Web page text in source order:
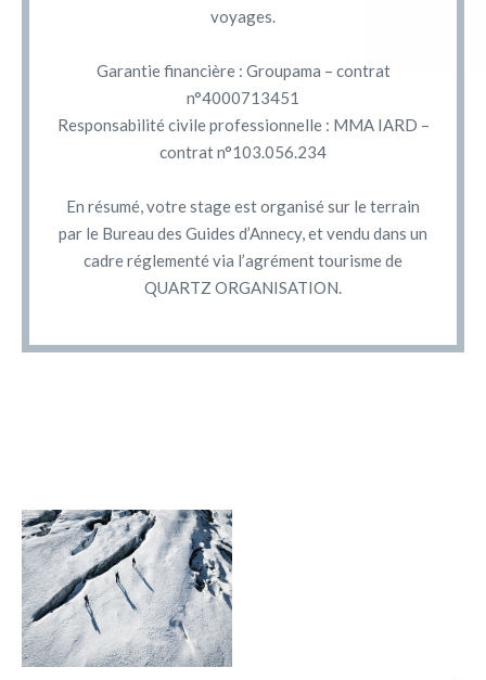
voyages.
Garantie financière : Groupama – contrat
n°4000713451
Responsabilité civile professionnelle : MMA IARD –
contrat n°103.056.234
En résumé, votre stage est organisé sur le terrain
par le Bureau des Guides d’Annecy, et vendu dans un
cadre réglementé via l’agrément tourisme de
QUARTZ ORGANISATION.